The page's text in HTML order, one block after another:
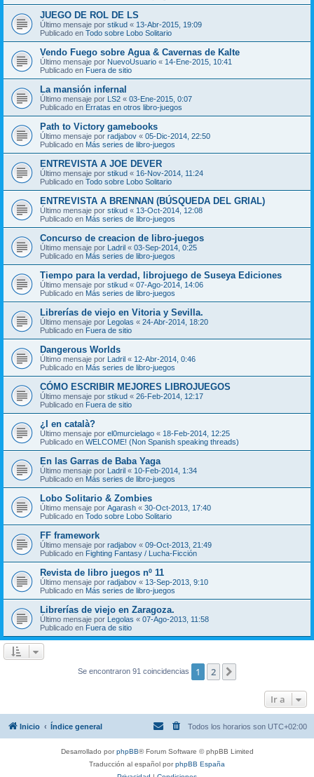
JUEGO DE ROL DE LS
Último mensaje por stikud « 13-Abr-2015, 19:09
Publicado en Todo sobre Lobo Solitario
Vendo Fuego sobre Agua & Cavernas de Kalte
Último mensaje por NuevoUsuario « 14-Ene-2015, 10:41
Publicado en Fuera de sitio
La mansión infernal
Último mensaje por LS2 « 03-Ene-2015, 0:07
Publicado en Erratas en otros libro-juegos
Path to Victory gamebooks
Último mensaje por radjabov « 05-Dic-2014, 22:50
Publicado en Más series de libro-juegos
ENTREVISTA A JOE DEVER
Último mensaje por stikud « 16-Nov-2014, 11:24
Publicado en Todo sobre Lobo Solitario
ENTREVISTA A BRENNAN (BÚSQUEDA DEL GRIAL)
Último mensaje por stikud « 13-Oct-2014, 12:08
Publicado en Más series de libro-juegos
Concurso de creacion de libro-juegos
Último mensaje por Ladril « 03-Sep-2014, 0:25
Publicado en Más series de libro-juegos
Tiempo para la verdad, librojuego de Suseya Ediciones
Último mensaje por stikud « 07-Ago-2014, 14:06
Publicado en Más series de libro-juegos
Librerías de viejo en Vitoria y Sevilla.
Último mensaje por Legolas « 24-Abr-2014, 18:20
Publicado en Fuera de sitio
Dangerous Worlds
Último mensaje por Ladril « 12-Abr-2014, 0:46
Publicado en Más series de libro-juegos
CÓMO ESCRIBIR MEJORES LIBROJUEGOS
Último mensaje por stikud « 26-Feb-2014, 12:17
Publicado en Fuera de sitio
¿I en català?
Último mensaje por el0murcielago « 18-Feb-2014, 12:25
Publicado en WELCOME! (Non Spanish speaking threads)
En las Garras de Baba Yaga
Último mensaje por Ladril « 10-Feb-2014, 1:34
Publicado en Más series de libro-juegos
Lobo Solitario & Zombies
Último mensaje por Agarash « 30-Oct-2013, 17:40
Publicado en Todo sobre Lobo Solitario
FF framework
Último mensaje por radjabov « 09-Oct-2013, 21:49
Publicado en Fighting Fantasy / Lucha-Ficción
Revista de libro juegos nº 11
Último mensaje por radjabov « 13-Sep-2013, 9:10
Publicado en Más series de libro-juegos
Librerías de viejo en Zaragoza.
Último mensaje por Legolas « 07-Ago-2013, 11:58
Publicado en Fuera de sitio
Se encontraron 91 coincidencias 1 2
Ir a
Inicio Índice general Todos los horarios son UTC+02:00
Desarrollado porphpBB® Forum Software © phpBB Limited
Traducción al español porphpBB España